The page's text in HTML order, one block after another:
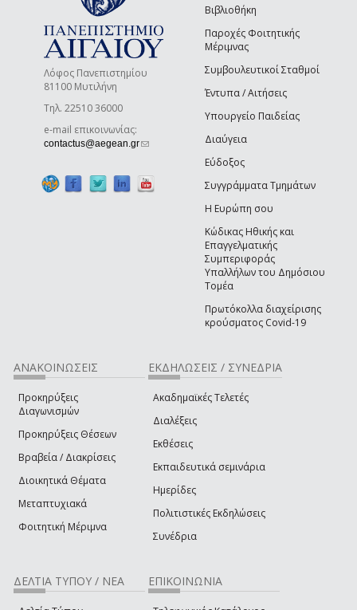
Λόφος Πανεπιστημίου
81100 Μυτιλήνη
Τηλ. 22510 36000
e-mail επικοινωνίας:
contactus@aegean.gr(link sends e-mail)
Βιβλιοθήκη
Παροχές Φοιτητικής
Μέριμνας
Συμβουλευτικοί Σταθμοί
Έντυπα / Αιτήσεις
Υπουργείο Παιδείας
Διαύγεια
Εύδοξος
Συγγράμματα Τμημάτων
Η Ευρώπη σου
Κώδικας Ηθικής και
Επαγγελματικής
Συμπεριφοράς
Υπαλλήλων του Δημόσιου
Τομέα
Πρωτόκολλα διαχείρισης
κρούσματος Covid-19
ΑΝΑΚΟΙΝΩΣΕΙΣ
Προκηρύξεις
Διαγωνισμών
Προκηρύξεις Θέσεων
Βραβεία / Διακρίσεις
Διοικητικά Θέματα
Μεταπτυχιακά
Φοιτητική Μέριμνα
ΕΚΔΗΛΩΣΕΙΣ / ΣΥΝΕΔΡΙΑ
Ακαδημαϊκές Τελετές
Διαλέξεις
Εκθέσεις
Εκπαιδευτικά σεμινάρια
Ημερίδες
Πολιτιστικές Εκδηλώσεις
Συνέδρια
ΔΕΛΤΙΑ ΤΥΠΟΥ / ΝΕΑ ΕΠΙΚΟΙΝΩΝΙΑ